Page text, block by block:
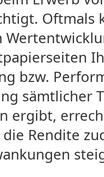
Oftmals
bzw.
sämtlicher
ergibt,
Rendite